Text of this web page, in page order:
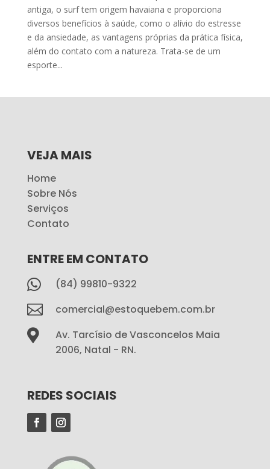
antiga, o surf tem origem havaiana e proporciona
diversos benefícios à saúde, como o alívio do estresse
e da ansiedade, as vantagens próprias da prática física,
além do contato com a natureza. Trata-se de um
esporte...
VEJA MAIS
Home
Sobre Nós
Serviços
Contato
ENTRE EM CONTATO
 (84) 99810-9322
 comercial@estoquebem.com.br

Av. Tarcísio de Vasconcelos Maia
2006, Natal - RN.
REDES SOCIAIS